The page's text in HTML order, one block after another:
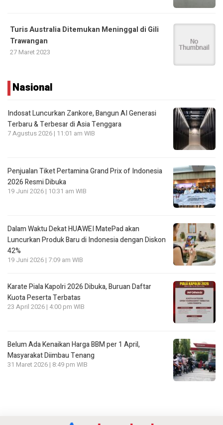
Turis Australia Ditemukan Meninggal di Gili
Trawangan
27 Maret 2023
Nasional
Indosat Luncurkan Zankore, Bangun AI Generasi
Terbaru & Terbesar di Asia Tenggara
7 Agustus 2026 | 11:01 am WIB
Penjualan Tiket Pertamina Grand Prix of Indonesia
2026 Resmi Dibuka
19 Juni 2026 | 10:31 am WIB
Dalam Waktu Dekat HUAWEI MatePad akan
Luncurkan Produk Baru di Indonesia dengan Diskon
42%
19 Juni 2026 | 7:09 am WIB
Karate Piala Kapolri 2026 Dibuka, Buruan Daftar
Kuota Peserta Terbatas
23 April 2026 | 4:00 pm WIB
Belum Ada Kenaikan Harga BBM per 1 April,
Masyarakat Diimbau Tenang
31 Maret 2026 | 8:49 pm WIB